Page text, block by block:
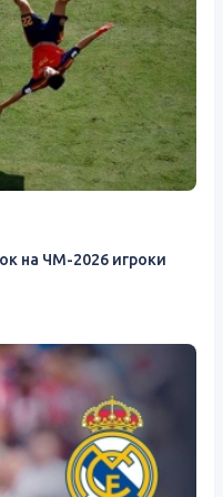
на ЧМ-2026 игроки